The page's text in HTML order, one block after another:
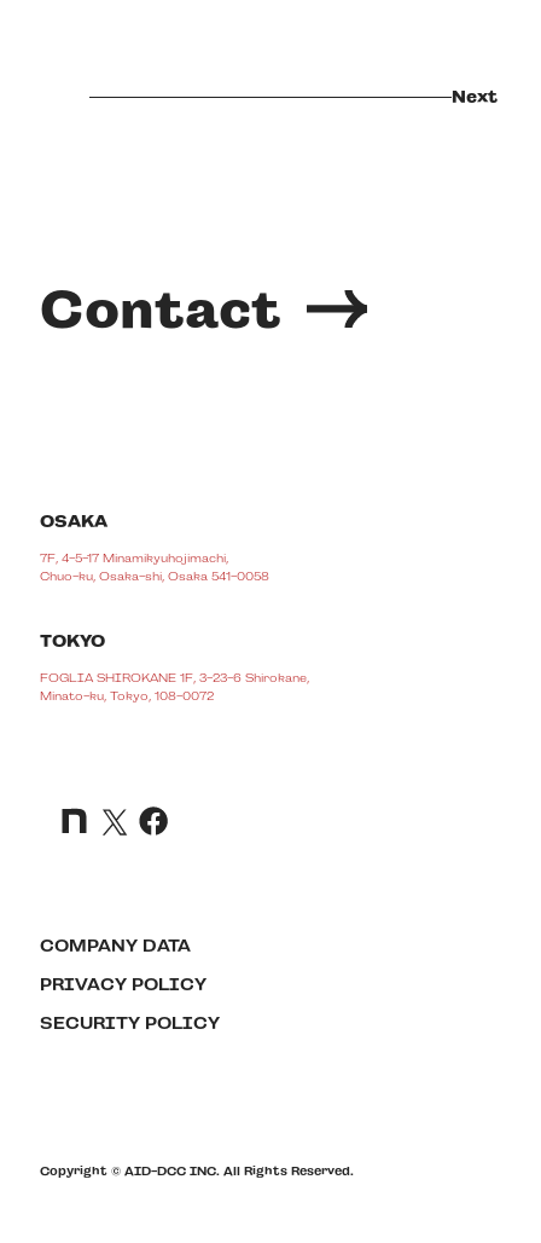
Next
Contact
OSAKA
7F, 4-5-17 Minamikyuhojimachi,
Chuo-ku, Osaka-shi, Osaka 541-0058
TOKYO
FOGLIA SHIROKANE 1F, 3-23-6 Shirokane,
Minato-ku, Tokyo, 108-0072
COMPANY DATA
PRIVACY POLICY
SECURITY POLICY
Copyright © AID-DCC INC. All Rights Reserved.